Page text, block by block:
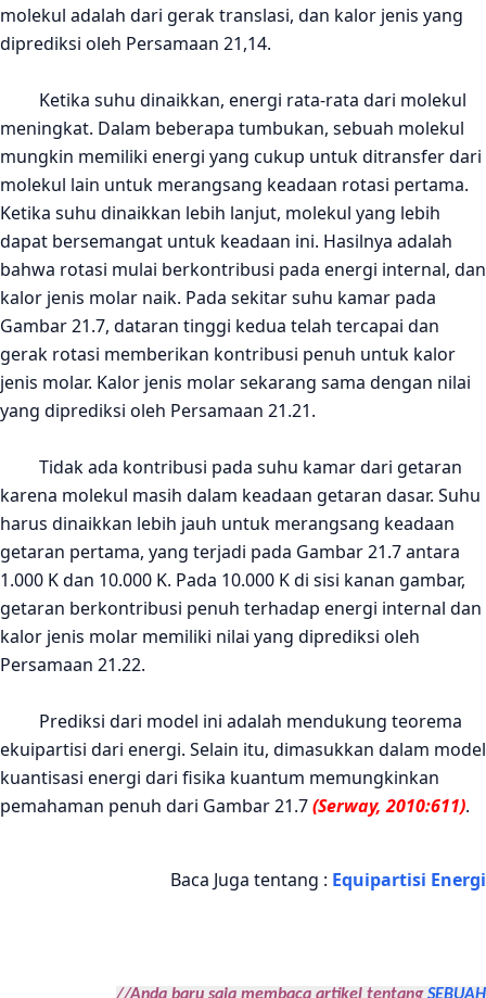
molekul adalah dari gerak translasi, dan kalor jenis yang
diprediksi oleh Persamaan 21,14.
Ketika suhu dinaikkan, energi rata-rata dari molekul
meningkat. Dalam beberapa tumbukan, sebuah molekul
mungkin memiliki energi yang cukup untuk ditransfer dari
molekul lain untuk merangsang keadaan rotasi pertama.
Ketika suhu dinaikkan lebih lanjut, molekul yang lebih
dapat bersemangat untuk keadaan ini. Hasilnya adalah
bahwa rotasi mulai berkontribusi pada energi internal, dan
kalor jenis molar naik. Pada sekitar suhu kamar pada
Gambar 21.7, dataran tinggi kedua telah tercapai dan
gerak rotasi memberikan kontribusi penuh untuk kalor
jenis molar. Kalor jenis molar sekarang sama dengan nilai
yang diprediksi oleh Persamaan 21.21.
Tidak ada kontribusi pada suhu kamar dari getaran
karena molekul masih dalam keadaan getaran dasar. Suhu
harus dinaikkan lebih jauh untuk merangsang keadaan
getaran pertama, yang terjadi pada Gambar 21.7 antara
1.000 K dan 10.000 K. Pada 10.000 K di sisi kanan gambar,
getaran berkontribusi penuh terhadap energi internal dan
kalor jenis molar memiliki nilai yang diprediksi oleh
Persamaan 21.22.
Prediksi dari model ini adalah mendukung teorema
ekuipartisi dari energi. Selain itu, dimasukkan dalam model
kuantisasi energi dari fisika kuantum memungkinkan
pemahaman penuh dari Gambar 21.7(Serway, 2010:611).
Baca Juga tentang : Equipartisi Energi
//Anda baru saja membaca artikel tentang SEBUAH